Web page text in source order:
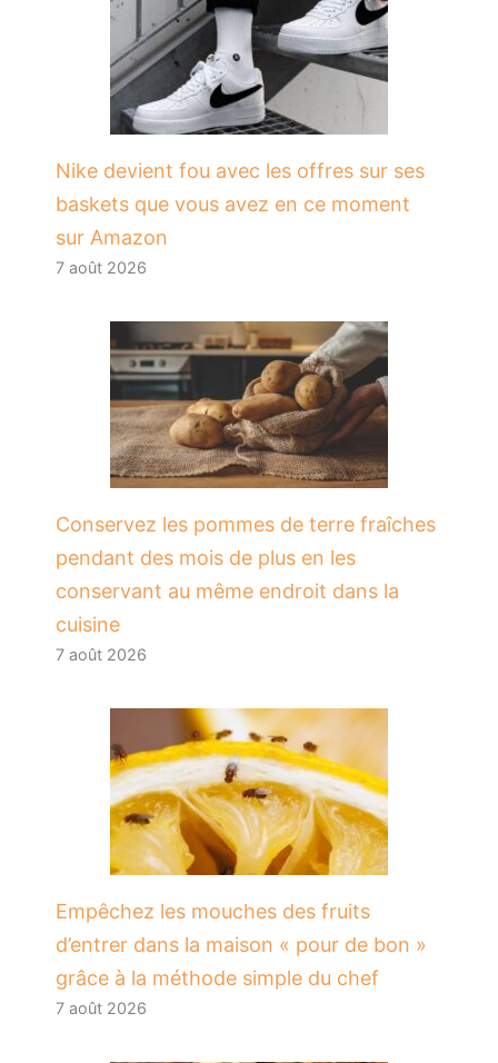
Nike devient fou avec les offres sur ses
baskets que vous avez en ce moment
sur Amazon
7 août 2026
Conservez les pommes de terre fraîches
pendant des mois de plus en les
conservant au même endroit dans la
cuisine
7 août 2026
​Empêchez les mouches des fruits
d’entrer dans la maison « pour de bon »
grâce à la méthode simple du chef
7 août 2026